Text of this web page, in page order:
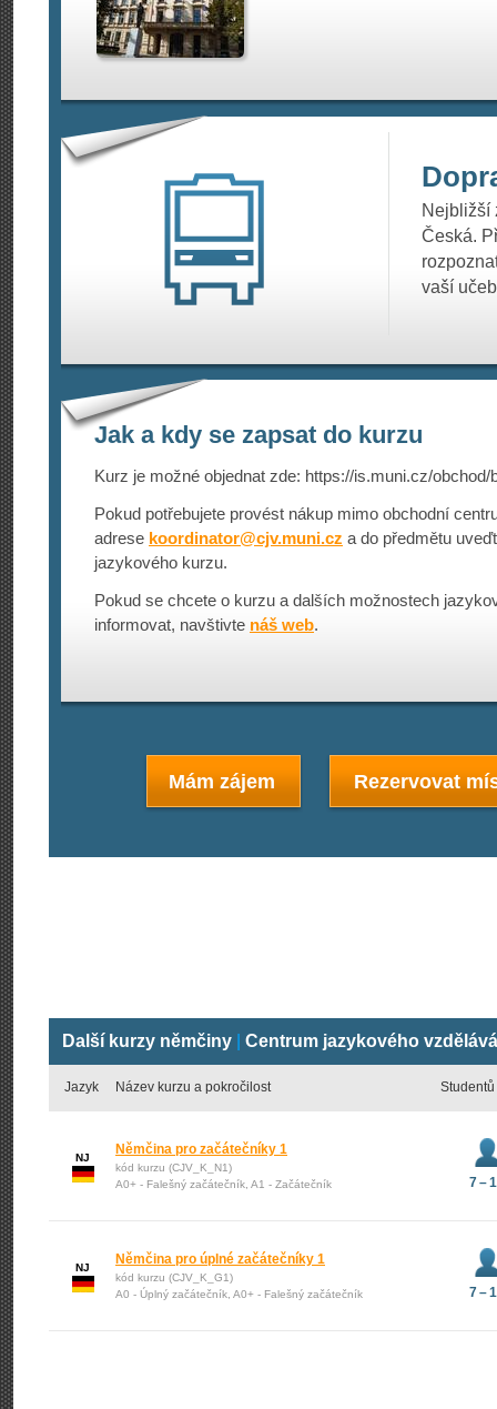
Nejbližší
Česká.
vaší
Jak a kdy se zapsat do kurzu
Kurz je možné objednat zde: https://is.mu­ni.cz/obchod/
Pokud potřebujete provést nákup mimo obchodní
adrese koordinator@cjv.muni.cz a do předmětu
jazykového kurzu.
Pokud se chcete o kurzu a dalších možnostech
informovat, navštivte náš web.
Mám zájem Rezervovat
Další kurzy němčiny Centrum jazykového
Jazyk Název kurzu a pokročilost Studentů
NJ
Němčina pro začátečníky 1
kód kurzu (CJV_K_N1)
A0+ - Falešný začátečník, A1 - Začátečník
7 –
NJ
Němčina pro úplné začátečníky 1
kód kurzu (CJV_K_G1)
A0 - Úplný začátečník, A0+ - Falešný začátečník
7 –